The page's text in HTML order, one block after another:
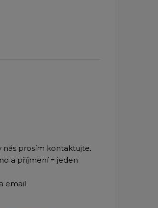
nás prosím kontaktujte.
a příjmení = jeden
email